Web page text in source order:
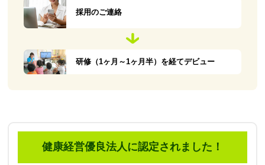
採用のご連絡
研修（1ヶ月～1ヶ月半）を経てデビュー
健康経営優良法人に認定されました！